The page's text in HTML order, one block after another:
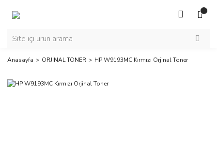
Anasayfa ORJİNAL TONER HP W9193MC Kırmızı Orjinal Toner